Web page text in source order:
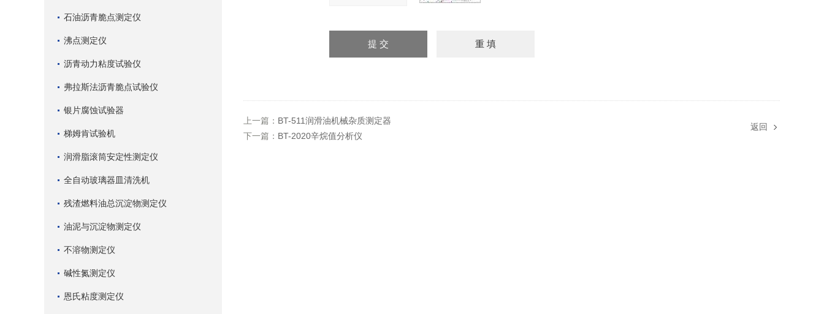
石油沥青脆点测定仪
沸点测定仪
沥青动力粘度试验仪
弗拉斯法沥青脆点试验仪
银片腐蚀试验器
梯姆肯试验机
润滑脂滚筒安定性测定仪
全自动玻璃器皿清洗机
残渣燃料油总沉淀物测定仪
油泥与沉淀物测定仪
不溶物测定仪
碱性氮测定仪
恩氏粘度测定仪
上一篇： BT-511润滑油机械杂质测定器
下一篇： BT-2020辛烷值分析仪
返回